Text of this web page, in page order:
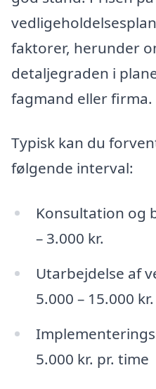
faktorer, herunder
detaljegraden i
fagmand eller firma.
Typisk kan du
følgende interval:
Konsultation og
– 3.000 kr.
Utarbejdelse af
5.000 – 15.000 kr.
5.000 kr. pr. time